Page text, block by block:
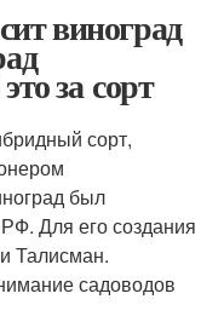
виноград
за сорт
сорт,
был
Для его создания
Талисман.
садоводов